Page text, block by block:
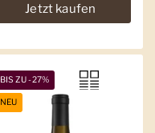
Jetzt kaufen
BIS ZU -27%
NEU